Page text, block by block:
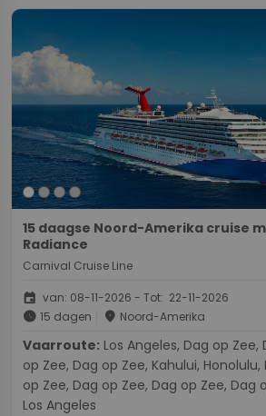
15 daagse Noord-Amerika cruise
Radiance
Carnival Cruise Line
event van: 08-11-2026 - Tot: 22-11-2026
schedule 15 dagen place Noord-Amerika
Vaarroute:
op Zee, Dag op Zee, Kahului, Honolulu,
op Zee, Dag op Zee, Dag op Zee, Dag
Los Angeles